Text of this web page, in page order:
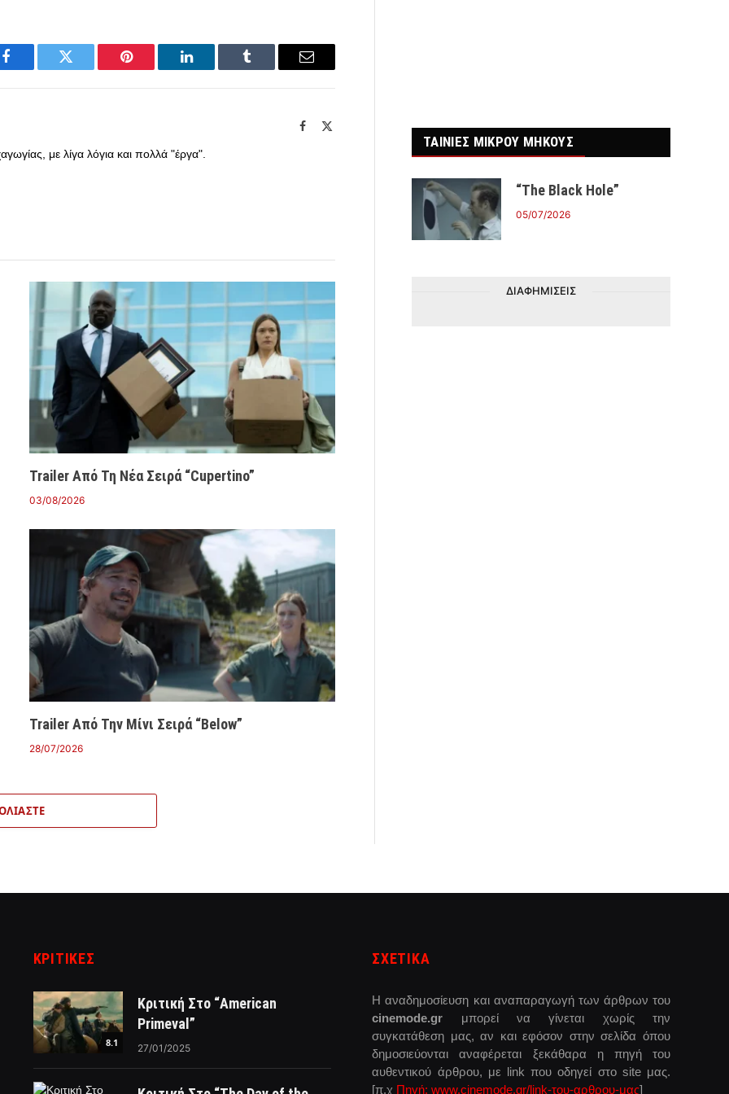
Facebook Twitter Pinterest LinkedIn Tumblr Email
Facebook
με λίγα λόγια και πολλά "έργα".
Trailer Από Τη Νέα Σειρά “Cupertino”
03/08/2026
Trailer Από Την Μίνι Σειρά “Below”
28/07/2026
ΤΑΙΝΙΕΣ ΜΙΚΡΟΥ ΜΗΚΟΥΣ
“The Black Hole”
05/07/2026
ΔΙΑΦΗΜΙΣΕΙΣ
ΚΡΙΤΙΚΈΣ
8.1
Κριτική Στο “American
Primeval”
27/01/2025
ΣΧΕΤΙΚΑ
Η αναδημοσίευση και αναπαραγωγή των άρθρων του
cinemode.gr μπορεί να γίνεται χωρίς την
συγκατάθεση μας, αν και εφόσον στην σελίδα όπου
δημοσιεύονται αναφέρεται ξεκάθαρα η πηγή του
αυθεντικού άρθρου, με link που οδηγεί στο site μας.
[π.χ Πηγή: www.cinemode.gr/link-του-αρθρου-μας]